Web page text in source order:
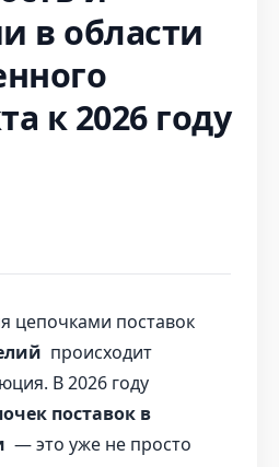
в области
к 2026 году
цепочками поставок
происходит
В 2026 году
поставок в
— это уже не просто